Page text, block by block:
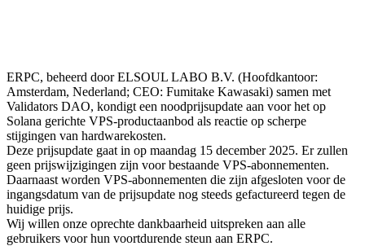
ERPC, beheerd door ELSOUL LABO B.V. (Hoofdkantoor:
Amsterdam, Nederland; CEO: Fumitake Kawasaki) samen met
Validators DAO, kondigt een noodprijsupdate aan voor het op
Solana gerichte VPS-productaanbod als reactie op scherpe
stijgingen van hardwarekosten.
Deze prijsupdate gaat in op maandag 15 december 2025. Er zullen
geen prijswijzigingen zijn voor bestaande VPS-abonnementen.
Daarnaast worden VPS-abonnementen die zijn afgesloten voor de
ingangsdatum van de prijsupdate nog steeds gefactureerd tegen de
huidige prijs.
Wij willen onze oprechte dankbaarheid uitspreken aan alle
gebruikers voor hun voortdurende steun aan ERPC.